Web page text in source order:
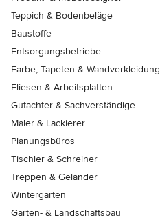
Teppich & Bodenbeläge
Baustoffe
Entsorgungsbetriebe
Farbe, Tapeten & Wandverkleidung
Fliesen & Arbeitsplatten
Gutachter & Sachverständige
Maler & Lackierer
Planungsbüros
Tischler & Schreiner
Treppen & Geländer
Wintergärten
Garten- & Landschaftsbau